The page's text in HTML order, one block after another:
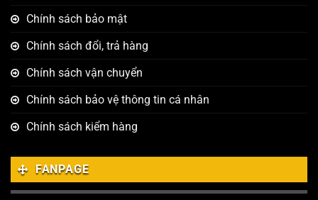
Chính sách bảo mật
Chính sách đổi, trả hàng
Chính sách vận chuyển
Chính sách bảo vệ thông tin cá nhân
Chính sách kiểm hàng
FANPAGE